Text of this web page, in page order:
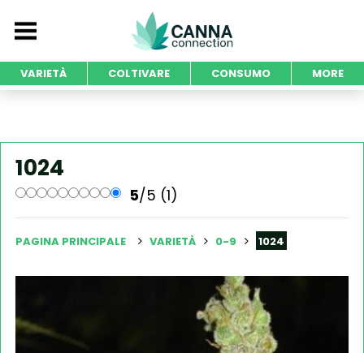
VARIETÀ COLTIVARE CONSUMO MORE
1024
5/5 (1)
PAGINA PRINCIPALE VARIETÀ 0-9 1024